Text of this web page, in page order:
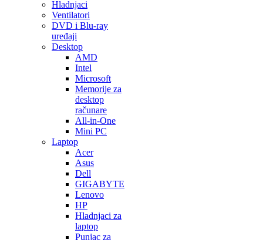
Hladnjaci
Ventilatori
DVD i Blu-ray
uređaji
Desktop
AMD
Intel
Microsoft
Memorije za
desktop
računare
All-in-One
Mini PC
Laptop
Acer
Asus
Dell
GIGABYTE
Lenovo
HP
Hladnjaci za
laptop
Punjac za